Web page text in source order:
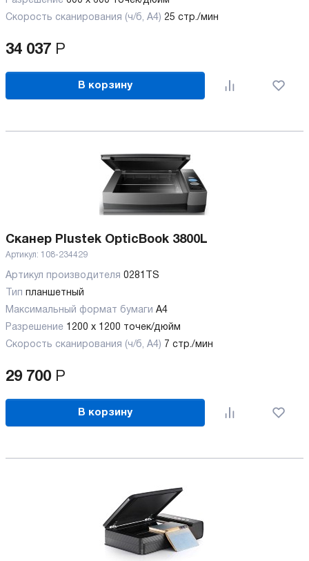
Скорость сканирования (ч/б, А4) 25 стр./мин
34 037 Р
В корзину
Сканер Plustek OpticBook 3800L
Артикул: 108-234429
Артикул производителя 0281TS
Тип
планшетный
Максимальный формат бумаги А4
Разрешение 1200 x 1200 точек/дюйм
Скорость сканирования (ч/б, А4) 7 стр./мин
29 700 Р
В корзину